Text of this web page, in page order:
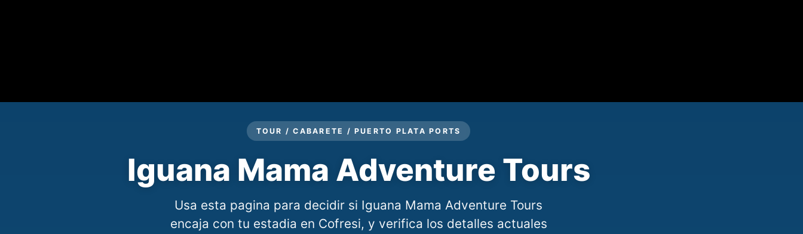
TOUR / CABARETE / PUERTO PLATA PORTS
Iguana Mama Adventure Tours
Usa esta pagina para decidir si Iguana Mama Adventure Tours
encaja con tu estadia en Cofresi, y verifica los detalles actuales